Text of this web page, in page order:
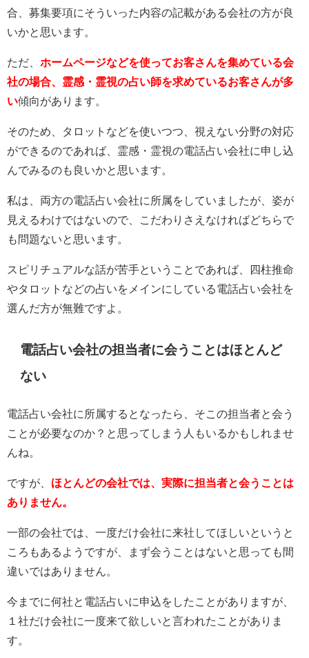
合、募集要項にそういった内容の記載がある会社の方が良
いかと思います。
ただ、 ホームページなどを使ってお客さんを集めている会
社の場合、霊感・霊視の占い師を求めているお客さんが多
い傾向があります。
そのため、タロットなどを使いつつ、視えない分野の対応
ができるのであれば、霊感・霊視の電話占い会社に申し込
んでみるのも良いかと思います。
私は、両方の電話占い会社に所属をしていましたが、姿が
見えるわけではないので、こだわりさえなければどちらで
も問題ないと思います。
スピリチュアルな話が苦手ということであれば、四柱推命
やタロットなどの占いをメインにしている電話占い会社を
選んだ方が無難ですよ。
電話占い会社の担当者に会うことはほとんど
ない
電話占い会社に所属するとなったら、そこの担当者と会う
ことが必要なのか？と思ってしまう人もいるかもしれませ
んね。
ですが、 ほとんどの会社では、実際に担当者と会うことは
ありません。
一部の会社では、一度だけ会社に来社してほしいというと
ころもあるようですが、まず会うことはないと思っても間
違いではありません。
今までに何社と電話占いに申込をしたことがありますが、
１社だけ会社に一度来て欲しいと言われたことがありま
す。